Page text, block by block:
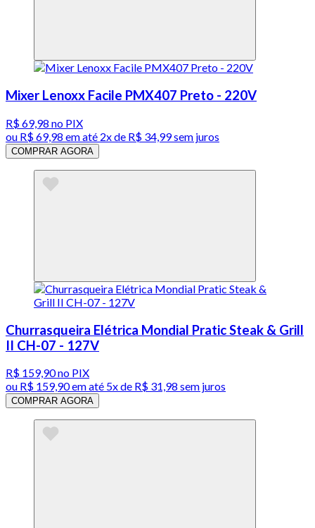
Mixer Lenoxx Facile PMX407 Preto - 220V
R$ 69,98 no PIX
ou R$ 69,98 em até 2x de R$ 34,99 sem juros
COMPRAR AGORA
Churrasqueira Elétrica Mondial Pratic Steak & Grill
II CH-07 - 127V
R$ 159,90no PIX
ou R$ 159,90em até 5x de R$ 31,98 sem juros
COMPRAR AGORA